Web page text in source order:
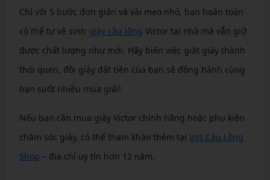
Chỉ với 5 bước đơn giản và vài mẹo nhỏ, bạn hoàn toàn
có thể tự vệ sinh giày cầu lông Victor tại nhà mà vẫn giữ
được chất lượng như mới. Hãy biến việc giặt giày thành
thói quen, đôi giày đắt tiền của bạn sẽ đồng hành cùng
bạn suốt nhiều mùa giải!
Nếu bạn cần mua giày Victor chính hãng hoặc phụ kiện
chăm sóc giày, có thể tham khảo thêm tại Vợt Cầu Lông
Shop – địa chỉ uy tín hơn 12 năm.